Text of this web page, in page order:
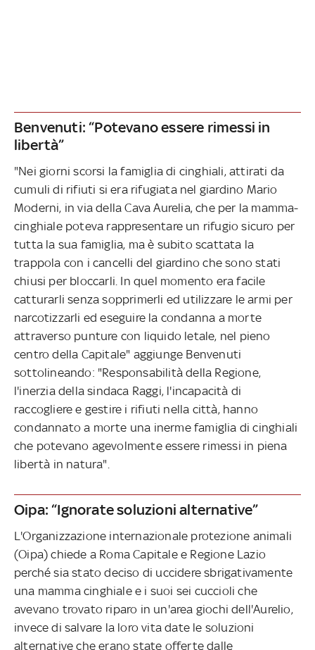
Benvenuti: “Potevano essere rimessi in
libertà”
"Nei giorni scorsi la famiglia di cinghiali, attirati da
cumuli di rifiuti si era rifugiata nel giardino Mario
Moderni, in via della Cava Aurelia, che per la mamma-
cinghiale poteva rappresentare un rifugio sicuro per
tutta la sua famiglia, ma è subito scattata la
trappola con i cancelli del giardino che sono stati
chiusi per bloccarli. In quel momento era facile
catturarli senza sopprimerli ed utilizzare le armi per
narcotizzarli ed eseguire la condanna a morte
attraverso punture con liquido letale, nel pieno
centro della Capitale" aggiunge Benvenuti
sottolineando: "Responsabilità della Regione,
l'inerzia della sindaca Raggi, l'incapacità di
raccogliere e gestire i rifiuti nella città, hanno
condannato a morte una inerme famiglia di cinghiali
che potevano agevolmente essere rimessi in piena
libertà in natura".
Oipa: “Ignorate soluzioni alternative”
L'Organizzazione internazionale protezione animali
(Oipa) chiede a Roma Capitale e Regione Lazio
perché sia stato deciso di uccidere sbrigativamente
una mamma cinghiale e i suoi sei cuccioli che
avevano trovato riparo in un'area giochi dell'Aurelio,
invece di salvare la loro vita date le soluzioni
alternative che erano state offerte dalle